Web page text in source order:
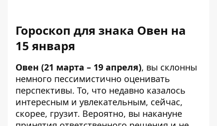
Гороскоп для знака Овен на
15 января
Овен (21 марта – 19 апреля), вы склонны
немного пессимистично оценивать
перспективы. То, что недавно казалось
интересным и увлекательным, сейчас,
скорее, грузит. Вероятно, вы накануне